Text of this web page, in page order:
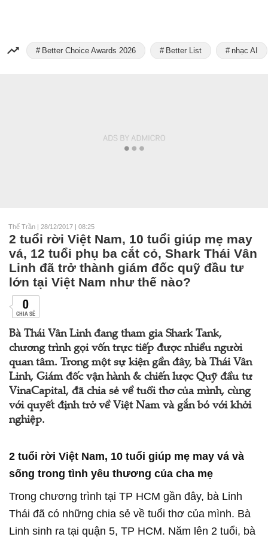
Better Choice Awards 2026 Better List nhạc AI
Thế Trần | 28/12/2017 | 08:25
2 tuổi rời Việt Nam, 10 tuổi giúp mẹ may
vá, 12 tuổi phụ ba cắt cỏ, Shark Thái Vân
Linh đã trở thành giám đốc quỹ đầu tư
lớn tại Việt Nam như thế nào?
0
CHIA SẺ
Bà Thái Vân Linh đang tham gia Shark Tank,
chương trình gọi vốn trực tiếp được nhiều người
quan tâm. Trong một sự kiện gần đây, bà Thái Vân
Linh, Giám đốc vận hành & chiến lược Quỹ đầu tư
VinaCapital, đã chia sẻ về tuổi thơ của mình, cùng
với quyết định trở về Việt Nam và gắn bó với khởi
nghiệp.
2 tuổi rời Việt Nam, 10 tuổi giúp mẹ may vá và
sống trong tình yêu thương của cha mẹ
Trong chương trình tại TP HCM gần đây, bà Linh
Thái đã có những chia sẻ về tuổi thơ của mình. Bà
Linh sinh ra tại quận 5, TP HCM. Năm lên 2 tuổi, bà